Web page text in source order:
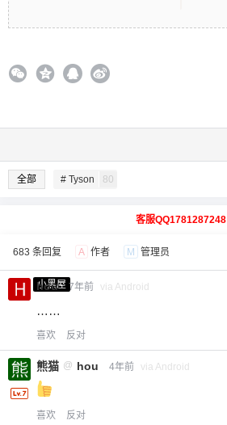
全部 # Tyson 80
客服QQ1781287248
683 条回复 A 作者 M 管理员
小黑屋
hou 7年前 via Android
……
喜欢 反对
熊猫 @ hou 4年前 via Android
喜欢 反对